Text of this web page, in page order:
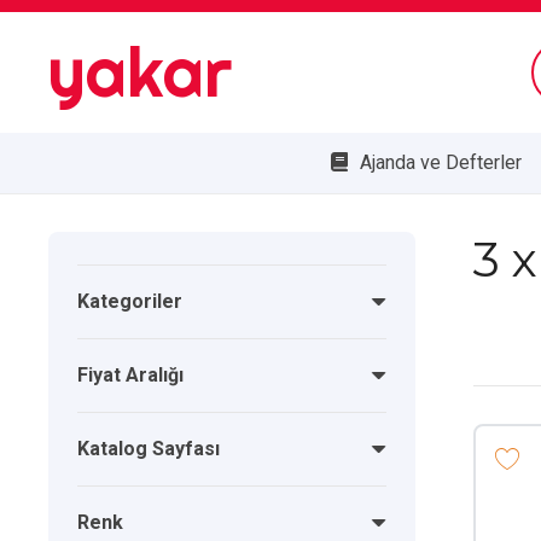
yakar
Ajanda ve Defterler
Kategoriler
Fiyat Aralığı
Katalog Sayfası
Renk
3